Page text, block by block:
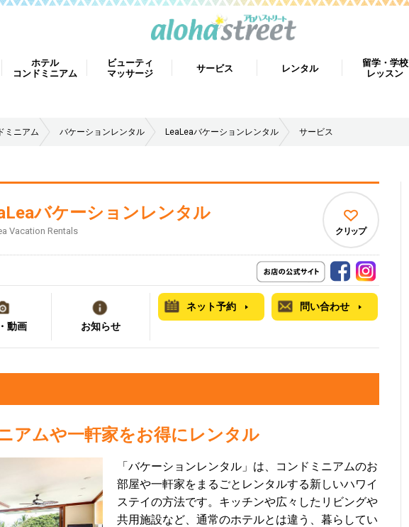
ホテル
コンドミニアム
ビューティ
マッサージ
サービス レンタル
留学・学校
レッスン
ミニアム バケーションレンタル LeaLeaバケーションレンタル サービス
バケーションレンタル
Vacation Rentals クリップ
動画 お知らせ
ネット予約 問い合わせ
アムや一軒家をお得にレンタル
「バケーションレンタル」は、コンドミニアムのお
部屋や一軒家をまるごとレンタルする新しいハワイ
ステイの方法です。キッチンや広々したリビングや
共用施設など、通常のホテルとは違う、暮らしてい